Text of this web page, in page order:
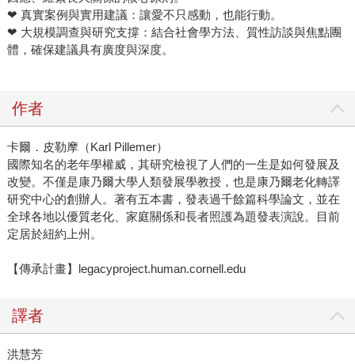
❤ 真實案例與實用建議：讓愛不只感動，也能行動。
❤ 大規模調查與研究支撐：結合社會學方法、質性訪談與焦點團
體，確保建議具有廣度與深度。
作者
卡爾．皮勒摩（Karl Pillemer）
國際知名的老年學權威，其研究檢視了人們的一生是如何發展及
改變。不僅是康乃爾大學人類發展學教授，也是康乃爾老化轉譯
研究中心的創辦人。著有五本書，發表過千餘篇科學論文，並在
全球各地以優質老化、家庭關係和長者照護為題發表演說。目前
定居於紐約上州。
【傳承計畫】legacyproject.human.cornell.edu
譯者
洪慧芳